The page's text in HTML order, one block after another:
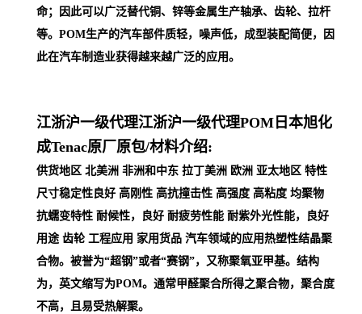
命；因此可以广泛替代铜、锌等金属生产轴承、齿轮、拉杆
等。POM生产的汽车部件质轻，噪声低，成型装配简便，因
此在汽车制 造业获得越来越广泛的应用。
江浙沪一级代理江浙沪一级代理POM日本旭化
成Tenac原厂原包/材料介绍:
供货地区 北美洲 非洲和中东 拉丁美洲 欧洲 亚太地区 特性
尺寸稳定性良好 高刚性 高抗撞击性 高强度 高粘度 均聚物
抗蠕变特性 耐候性，良好 耐疲劳性能 耐紫外光性能，良好
用途 齿轮 工程应用 家用货品 汽车领域的应用热塑性结晶聚
合物。被誉为“超钢”或者“赛钢”，又称聚氧亚甲基。结构
为，英文缩写为POM。通常甲醛聚合所得之聚合物，聚合度
不高，且易受热解聚。